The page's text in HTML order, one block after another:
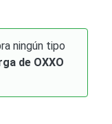
ningún tipo
de OXXO